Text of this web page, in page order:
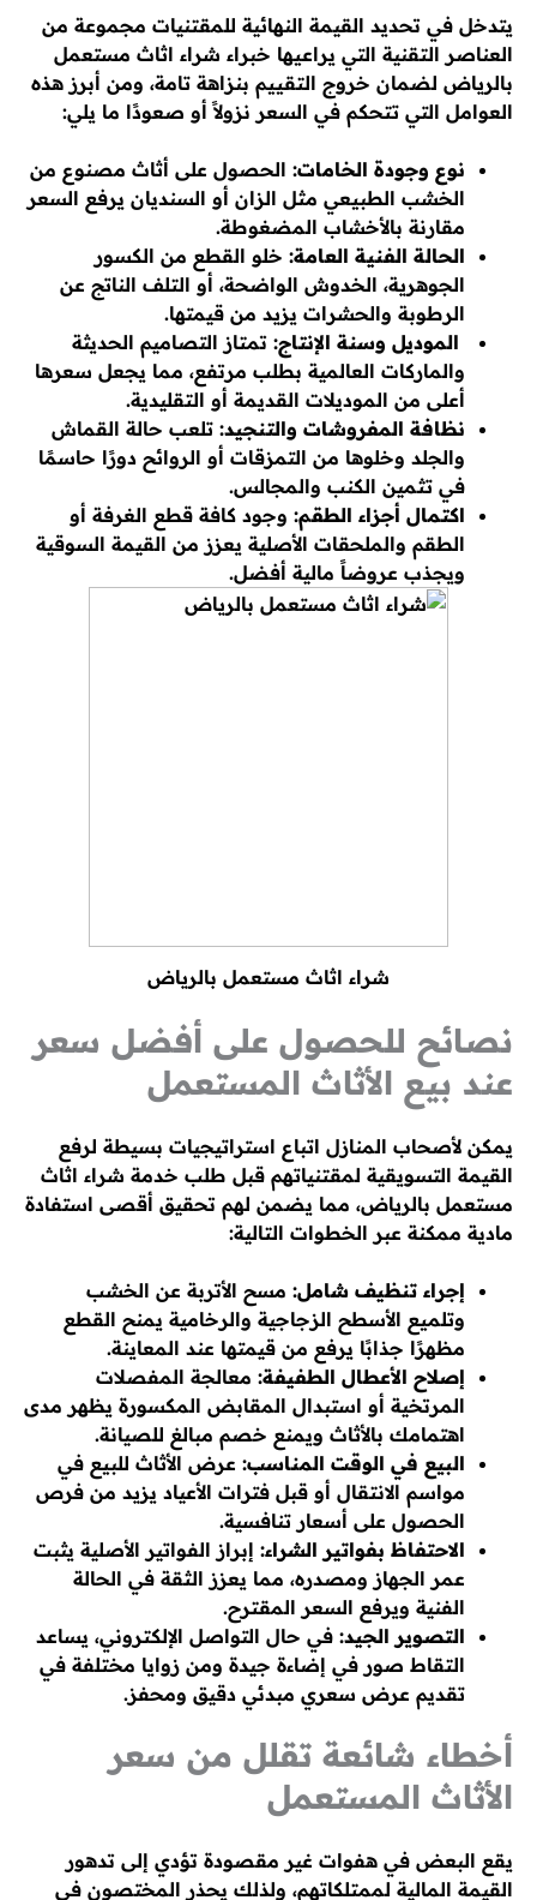
يتدخل في تحديد القيمة النهائية للمقتنيات مجموعة من
العناصر التقنية التي يراعيها خبراء شراء اثاث مستعمل
بالرياض لضمان خروج التقييم بنزاهة تامة، ومن أبرز هذه
العوامل التي تتحكم في السعر نزولاً أو صعودًا ما يلي:
نوع وجودة الخامات: الحصول على أثاث مصنوع من
الخشب الطبيعي مثل الزان أو السنديان يرفع السعر
مقارنة بالأخشاب المضغوطة.
الحالة الفنية العامة: خلو القطع من الكسور
الجوهرية، الخدوش الواضحة، أو التلف الناتج عن
الرطوبة والحشرات يزيد من قيمتها.
الموديل وسنة الإنتاج: تمتاز التصاميم الحديثة
والماركات العالمية بطلب مرتفع، مما يجعل سعرها
أعلى من الموديلات القديمة أو التقليدية.
نظافة المفروشات والتنجيد: تلعب حالة القماش
والجلد وخلوها من التمزقات أو الروائح دورًا حاسمًا
في تثمين الكنب والمجالس.
اكتمال أجزاء الطقم: وجود كافة قطع الغرفة أو
الطقم والملحقات الأصلية يعزز من القيمة السوقية
ويجذب عروضاً مالية أفضل.
شراء اثاث مستعمل بالرياض
نصائح للحصول على أفضل سعر
عند بيع الأثاث المستعمل
يمكن لأصحاب المنازل اتباع استراتيجيات بسيطة لرفع
القيمة التسويقية لمقتنياتهم قبل طلب خدمة شراء اثاث
مستعمل بالرياض، مما يضمن لهم تحقيق أقصى استفادة
مادية ممكنة عبر الخطوات التالية:
إجراء تنظيف شامل: مسح الأتربة عن الخشب
وتلميع الأسطح الزجاجية والرخامية يمنح القطع
مظهرًا جذابًا يرفع من قيمتها عند المعاينة.
إصلاح الأعطال الطفيفة: معالجة المفصلات
المرتخية أو استبدال المقابض المكسورة يظهر مدى
اهتمامك بالأثاث ويمنع خصم مبالغ للصيانة.
البيع في الوقت المناسب: عرض الأثاث للبيع في
مواسم الانتقال أو قبل فترات الأعياد يزيد من فرص
الحصول على أسعار تنافسية.
الاحتفاظ بفواتير الشراء: إبراز الفواتير الأصلية يثبت
عمر الجهاز ومصدره، مما يعزز الثقة في الحالة
الفنية ويرفع السعر المقترح.
التصوير الجيد: في حال التواصل الإلكتروني، يساعد
التقاط صور في إضاءة جيدة ومن زوايا مختلفة في
تقديم عرض سعري مبدئي دقيق ومحفز.
أخطاء شائعة تقلل من سعر
الأثاث المستعمل
يقع البعض في هفوات غير مقصودة تؤدي إلى تدهور
القيمة المالية لممتلكاتهم، ولذلك يحذر المختصون في